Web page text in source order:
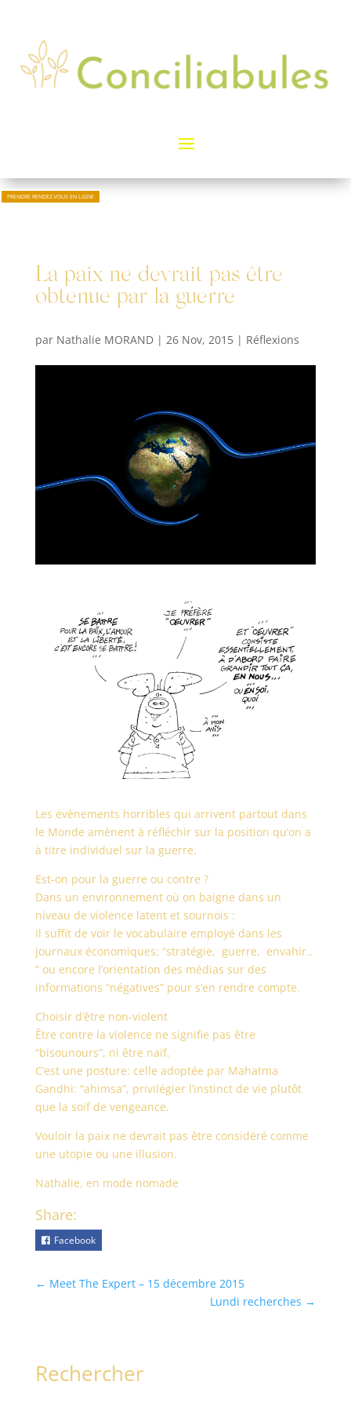
PRENDRE RENDEZ-VOUS EN LIGNE
La paix ne devrait pas être
obtenue par la guerre
par Nathalie MORAND| 26 Nov, 2015| Réflexions
Les évènements horribles qui arrivent partout dans
le Monde amènent à réfléchir sur la position qu’on a
à titre individuel sur la guerre.
Est-on pour la guerre ou contre ?
Dans un environnement où on baigne dans un
niveau de violence latent et sournois :
Il suffit de voir le vocabulaire employé dans les
journaux économiques: “stratégie, guerre, envahir..
” ou encore l’orientation des médias sur des
informations “négatives” pour s’en rendre compte.
Choisir d’être non-violent
Être contre la violence ne signifie pas être
“bisounours”, ni être naïf.
C’est une posture: celle adoptée par Mahatma
Gandhi: “ahimsa”, privilégier l’instinct de vie plutôt
que la soif de vengeance.
Vouloir la paix ne devrait pas être considéré comme
une utopie ou une illusion.
Nathalie, en mode nomade
Share:
Facebook
← Meet The Expert – 15 décembre 2015
Lundi recherches →
Rechercher